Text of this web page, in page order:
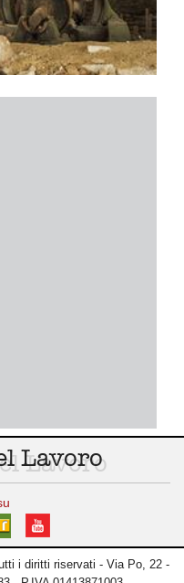
Lavoro
i diritti riservati - Via Po, 22 -